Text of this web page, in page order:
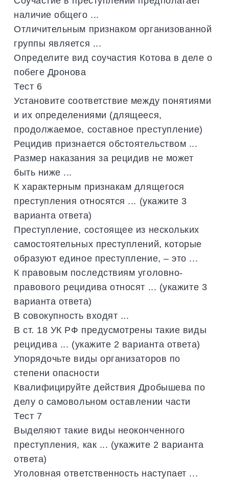
наличие общего ...
Отличительным признаком организованной
группы является ...
Определите вид соучастия Котова в деле о
побеге Дронова
Тест 6
Установите соответствие между понятиями
и их определениями (длящееся,
продолжаемое, составное преступление)
Рецидив признается обстоятельством ...
Размер наказания за рецидив не может
быть ниже ...
К характерным признакам длящегося
преступления относятся ... (укажите 3
варианта ответа)
Преступление, состоящее из нескольких
самостоятельных преступлений, которые
образуют единое преступление, – это ...
К правовым последствиям уголовно-
правового рецидива относят ... (укажите 3
варианта ответа)
В совокупность входят ...
В ст. 18 УК РФ предусмотрены такие виды
рецидива ... (укажите 2 варианта ответа)
Упорядочьте виды организаторов по
степени опасности
Квалифицируйте действия Дробышева по
делу о самовольном оставлении части
Тест 7
Выделяют такие виды неоконченного
преступления, как ... (укажите 2 варианта
ответа)
Уголовная ответственность наступает ...